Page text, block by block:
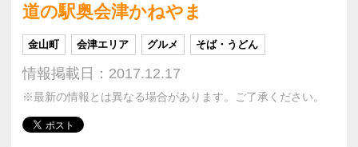
道の駅奥会津かねやま
金山町 会津エリア グルメ そば・うどん
情報掲載日：2017.12.17
※最新の情報とは異なる場合があります。ご了承ください。